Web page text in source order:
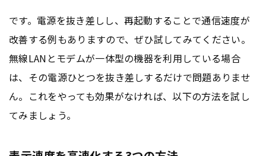
です。電源を抜き差しし、再起動することで通信速度が
改善する例もありますので、ぜひ試してみてください。
無線LANとモデムが一体型の機器を利用している場合
は、その電源ひとつを抜き差しするだけで問題ありませ
ん。これをやっても効果がなければ、以下の方法を試し
てみましょう。